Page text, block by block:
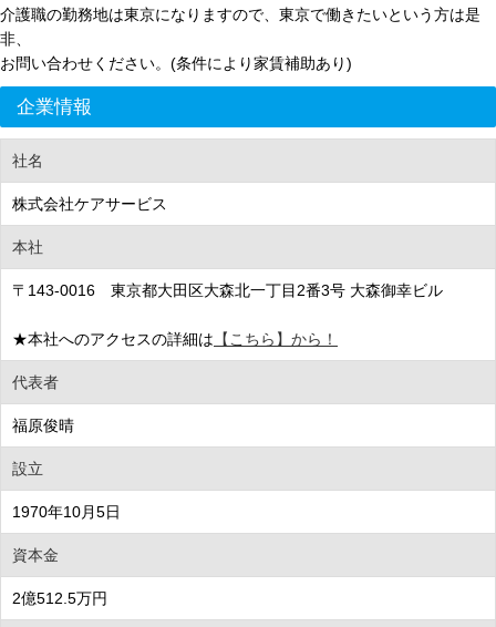
介護職の勤務地は東京になりますので、東京で働きたいという方は是
非、
お問い合わせください。(条件により家賃補助あり)
企業情報
社名
株式会社ケアサービス
本社
〒143-0016 東京都大田区大森北一丁目2番3号 大森御幸ビル
★本社へのアクセスの詳細は 【こちら】から！
代表者
福原俊晴
設立
1970年10月5日
資本金
2億512.5万円